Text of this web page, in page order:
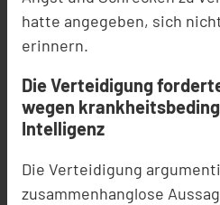
hatte angegeben, sich
erinnern.
Die Verteidigung
wegen
Intelligenz
Die Verteidigung
zusammenhanglose